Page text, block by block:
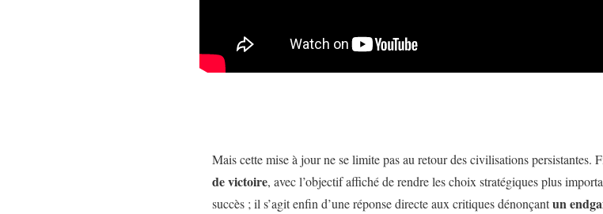
Mais cette mise à jour ne se limite pas au retour des civilisations persistantes.
de victoire, avec l’objectif affiché de rendre les choix stratégiques plus
succès ; il s’agit enfin d’une réponse directe aux critiques dénonçantun